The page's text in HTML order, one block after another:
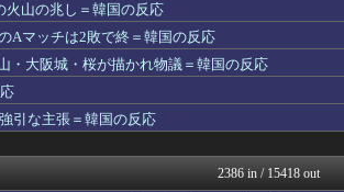
げる』と宣言…一...
ニチカン！
外の反応）
海外さんいらっしゃい
海外の反応】
フロムOverSS
ポーランドボール 翻訳
！？」と騒然
←「大ハッス...
ら・・・」
コリアル
山の兆し＝韓国の反応
Aマッチは2敗で終＝韓国の反応
・大阪城・桜が描かれ物議＝韓国の反応
引な主張＝韓国の反応
2386 in / 15418 out